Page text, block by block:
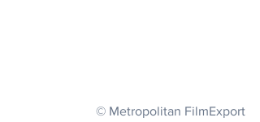
© Metropolitan FilmExport